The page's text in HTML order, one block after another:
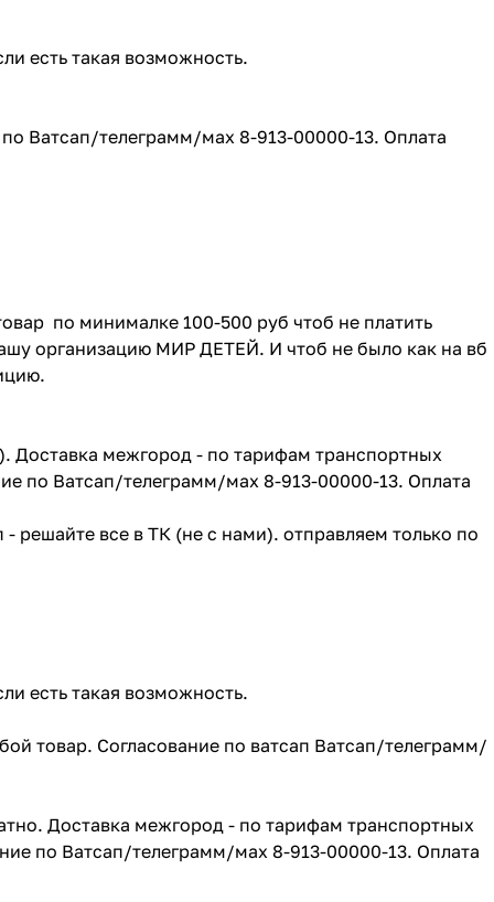
есть такая возможность.
Ватсап/телеграмм/мах 8-913-00000-13. Оплата
по минималке 100-500 руб чтоб не платить
организацию МИР ДЕТЕЙ. И чтоб не было как на вб
Доставка межгород - по тарифам транспортных
по Ватсап/телеграмм/мах 8-913-00000-13. Оплата
решайте все в ТК (не с нами). отправляем только по
есть такая возможность.
товар. Согласование по ватсап Ватсап/телеграмм/
Доставка межгород - по тарифам транспортных
по Ватсап/телеграмм/мах 8-913-00000-13. Оплата